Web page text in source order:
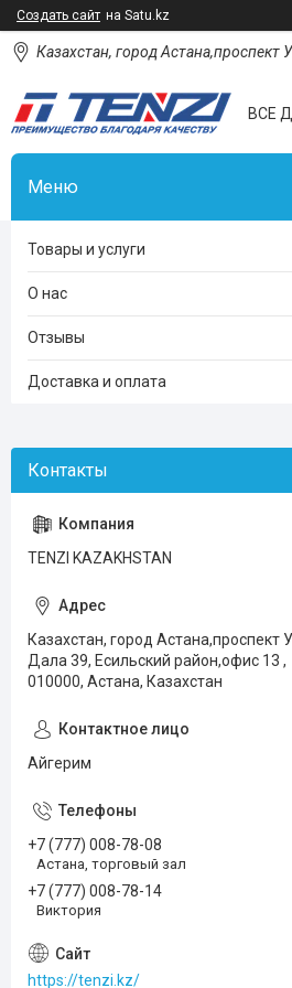
Создать сайт на Satu.kz
Казахстан, город
ВСЕ
Товары и услуги
О нас
Отзывы
Доставка и оплата
TENZI KAZAKHSTAN
Казахстан, город Астана,проспект
Дала 39, Есильский район,офис 13 ,
010000, Астана, Казахстан
Айгерим
+7 (777) 008-78-08
Астана, торговый зал
+7 (777) 008-78-14
Виктория
https://tenzi.kz/